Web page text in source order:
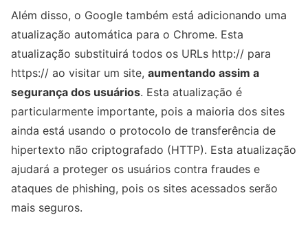
Além disso, o Google também está adicionando uma
atualização automática para o Chrome. Esta
atualização substituirá todos os URLs http:// para
https:// ao visitar um site, aumentando assim a
segurança dos usuários. Esta atualização é
particularmente importante, pois a maioria dos sites
ainda está usando o protocolo de transferência de
hipertexto não criptografado (HTTP). Esta atualização
ajudará a proteger os usuários contra fraudes e
ataques de phishing, pois os sites acessados ​​serão
mais seguros.